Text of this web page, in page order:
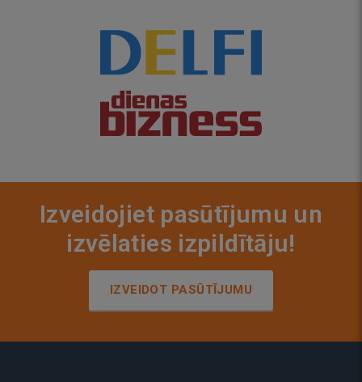
Izveidojiet pasūtījumu un
izvēlaties izpildītāju!
IZVEIDOT PASŪTĪJUMU